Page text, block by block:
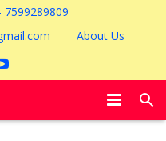
7599289809
About Us